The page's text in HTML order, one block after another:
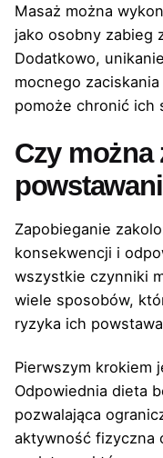
Masaż można
jako osobny zabieg
Dodatkowo,
mocnego
pomoże chronić ich
Czy można
Zapobieganie
konsekwencji i
wszystkie czynniki
wiele sposobów,
ryzyka ich
Pierwszym krokiem
Odpowiednia dieta
pozwalająca
aktywność fizyczna